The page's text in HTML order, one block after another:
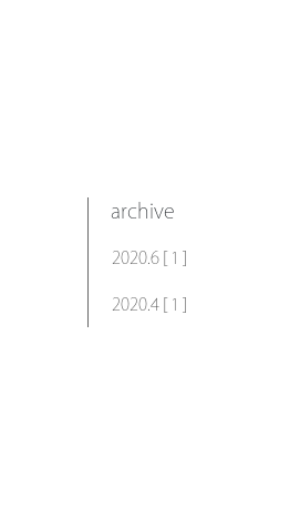
archive
2020.6 [ 1 ]
2020.4 [ 1 ]